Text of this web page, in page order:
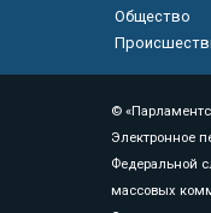
Общество
©
Электронное
Федеральной
массовых